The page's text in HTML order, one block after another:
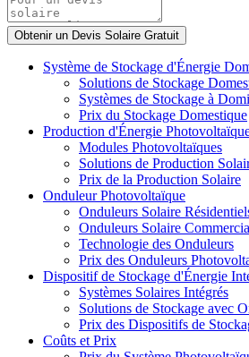
Système de Stockage d'Énergie
Solutions de Stockage
Systèmes de Stockage à
Prix du Stockage Domestique
Production d'Énergie
Modules Photovoltaïques
Solutions de Production
Prix de la Production Solaire
Onduleur Photovoltaïque
Onduleurs Solaire
Onduleurs Solaire
Technologie des Onduleurs
Prix des Onduleurs
Dispositif de Stockage d'Énergie
Systèmes Solaires Intégrés
Solutions de Stockage avec
Prix des Dispositifs de
Coûts et Prix